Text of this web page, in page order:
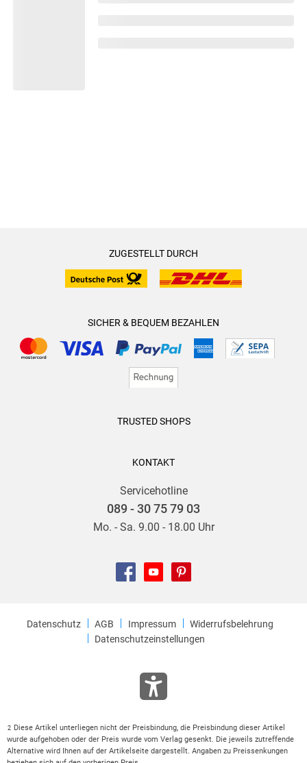
ZUGESTELLT DURCH
SICHER & BEQUEM BEZAHLEN
TRUSTED SHOPS
KONTAKT
Servicehotline
089 - 30 75 79 03
Mo. - Sa. 9.00 - 18.00 Uhr
Datenschutz AGB Impressum
Widerrufsbelehrung
Datenschutzeinstellungen
2
Diese Artikel unterliegen nicht der Preisbindung, die Preisbindung dieser Artikel
wurde aufgehoben oder der Preis wurde vom Verlag gesenkt. Die jeweils zutreffende
Alternative wird Ihnen auf der Artikelseite dargestellt. Angaben zu Preissenkungen